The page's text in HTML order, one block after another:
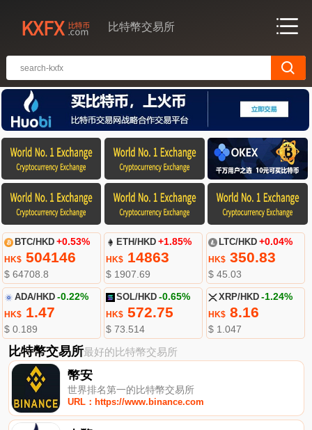
比特幣交易所
BTC/HKD +0.53%
HK$504146
$ 64708.8
ETH/HKD +1.85%
HK$ 14863
$ 1907.69
LTC/HKD +0.04%
HK$350.83
$ 45.03
ADA/HKD -0.22%
HK$1.47
$ 0.189
SOL/HKD -0.65%
HK$ 572.75
$ 73.514
XRP/HKD -1.24%
HK$8.16
$ 1.047
比特幣交易所最好的比特幣交易所
幣安
世界排名第一的比特幣交易所
URL：https://www.binance.com